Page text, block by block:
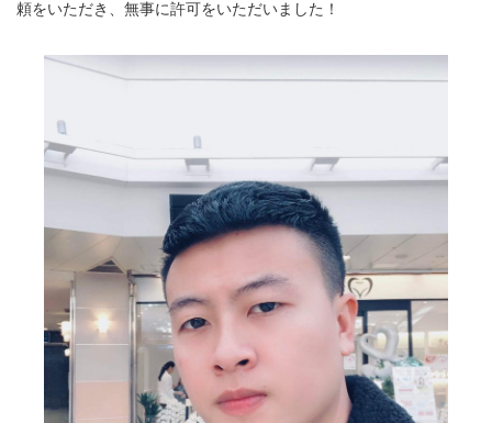
頼をいただき、無事に許可をいただいました！